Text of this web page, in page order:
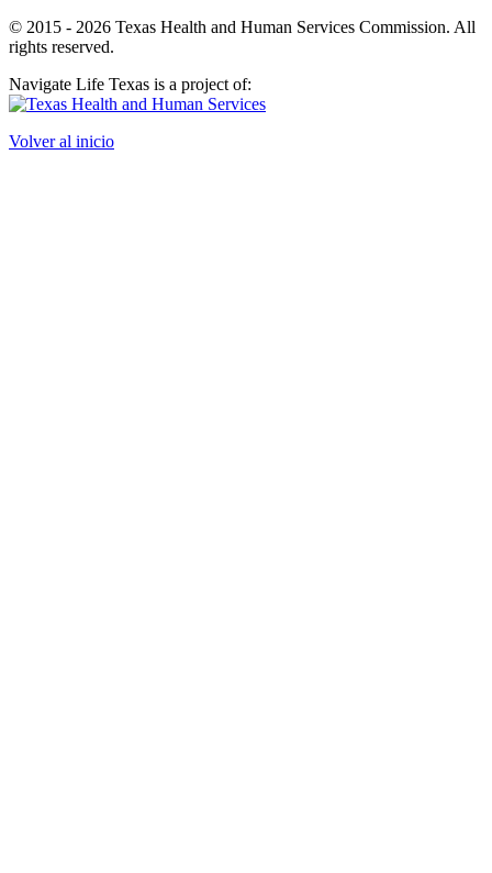
© 2015 - 2026 Texas Health and Human Services Commission. All
rights reserved.
Navigate Life Texas is a project of:
Volver al inicio